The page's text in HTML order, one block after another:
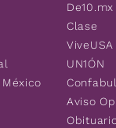
De10.mx
Clase
ViveUSA
UN1ÓN
Aviso